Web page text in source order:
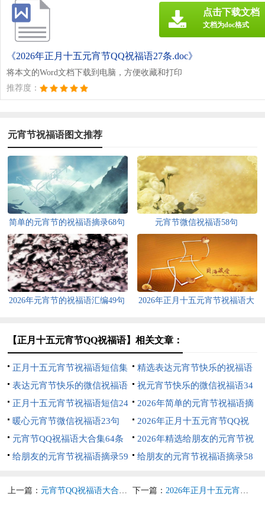
《2026年正月十五元宵节QQ祝福语27条.doc》
将本文的Word文档下载到电脑，方便收藏和打印
推荐度：
点击下载文档
文档为doc格式
元宵节祝福语图文推荐
简单的元宵节的祝福语摘录68句 元宵节微信祝福语58句
2026年元宵节的祝福语汇编49句
2026年正月十五元宵节祝福语大
【正月十五元宵节QQ祝福语】相关文章：
正月十五元宵节祝福语短信集
锦37句
精选表达元宵节快乐的祝福语
集锦53条
表达元宵节快乐的微信祝福语
44句
祝元宵节快乐的微信祝福语34
句
正月十五元宵节祝福语短信24
条
2026年简单的元宵节祝福语摘
录78条
暖心元宵节微信祝福语23句
2026年正月十五元宵节QQ祝
福语大汇总72条
元宵节QQ祝福语大合集64条
2026年精选给朋友的元宵节祝
福语锦集55句
给朋友的元宵节祝福语摘录59
给朋友的元宵节祝福语摘录58
上一篇： 元宵节QQ祝福语大合集64条 下一篇： 2026年正月十五元宵节QQ祝福语大汇总72条